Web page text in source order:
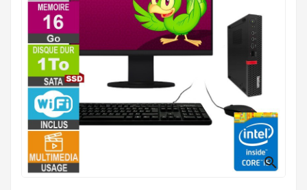
Mesure
Tout-
